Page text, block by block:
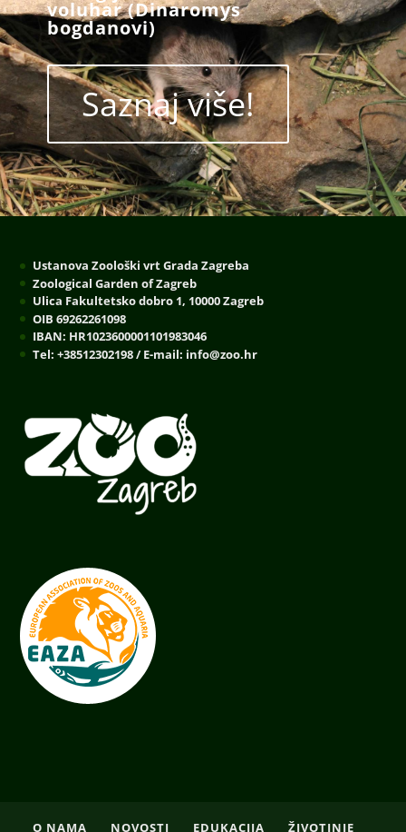
voluhar (Dinaromys
bogdanovi)
Saznaj više!
Ustanova Zoološki vrt Grada Zagreba
Zoological Garden of Zagreb
Ulica Fakultetsko dobro 1, 10000 Zagreb
OIB 69262261098
IBAN: HR1023600001101983046
Tel: +38512302198 / E-mail: info@zoo.hr
O NAMA NOVOSTI EDUKACIJA ŽIVOTINJE